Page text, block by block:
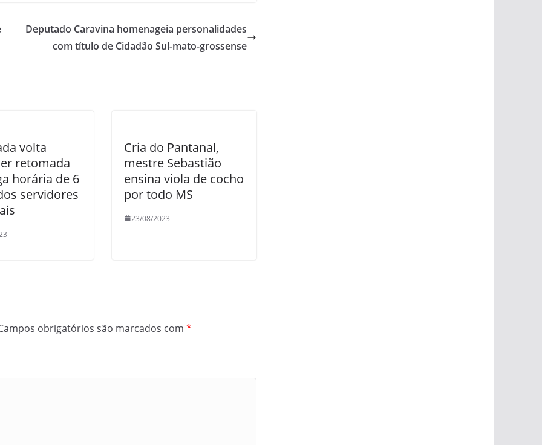
Deputado Caravina homenageia personalidades
com título de Cidadão Sul-mato-grossense
volta
retomada
horária de 6
servidores
Cria do Pantanal,
mestre Sebastião
ensina viola de cocho
por todo MS
23/08/2023
obrigatórios são marcados com *